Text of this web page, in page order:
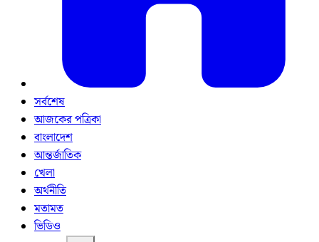
সর্বশেষ
আজকের পত্রিকা
বাংলাদেশ
আন্তর্জাতিক
খেলা
অর্থনীতি
মতামত
ভিডিও